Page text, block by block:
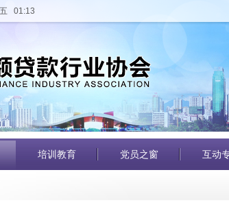
01:13
培训教育 党员之窗 互动